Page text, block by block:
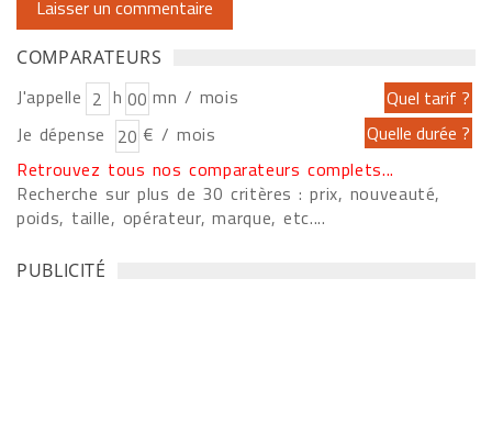
COMPARATEURS
J'appelle h
mn / mois
Je dépense
€ / mois
Retrouvez tous nos comparateurs complets...
Recherche sur plus de 30 critères : prix, nouveauté,
poids, taille, opérateur, marque, etc....
PUBLICITÉ